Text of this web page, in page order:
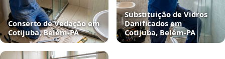
Conserto de Vedação em
Cotijuba, Belém‑PA
Substituição de Vidros
Danificados em
Cotijuba, Belém‑PA